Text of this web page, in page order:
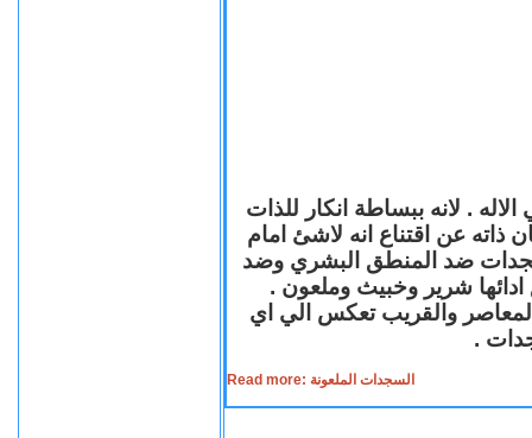
. لانه ببساطة انكار للذات
ذاته عن اقتناع انه لاشئ امام
ضد المنطق البشري وضد
ادائها شرير وخبيث وملعون .
المعاصر والقريب تعكس الي اي
.
Read more: السجدات الملعونة